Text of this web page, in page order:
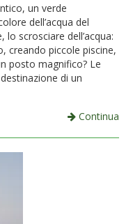
un verde
dell’acqua del
scrosciare dell’acqua:
creando piccole piscine,
posto magnifico? Le
di un
Continua